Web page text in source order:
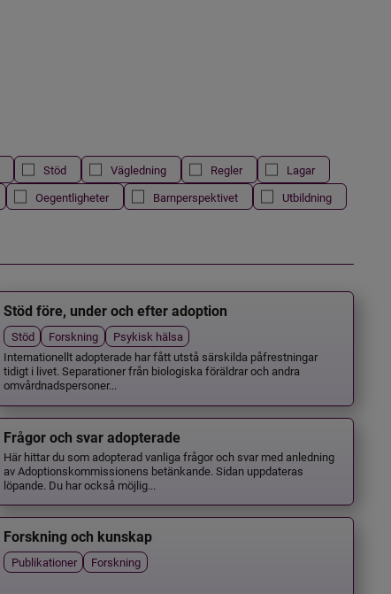
Stöd Vägledning Regler
Lagar
Oegentligheter Barnperspektivet
Utbildning
Stöd före, under och efter adoption
Stöd Forskning
Psykisk hälsa
Internationellt adopterade har fått utstå särskilda påfrestningar
tidigt i livet. Separationer från biologiska föräldrar och andra
omvårdnadspersoner...
Frågor och svar adopterade
Här hittar du som adopterad vanliga frågor och svar med anledning
av Adoptionskommissionens betänkande. Sidan uppdateras
löpande. Du har också möjlig...
Forskning och kunskap
Publikationer Forskning